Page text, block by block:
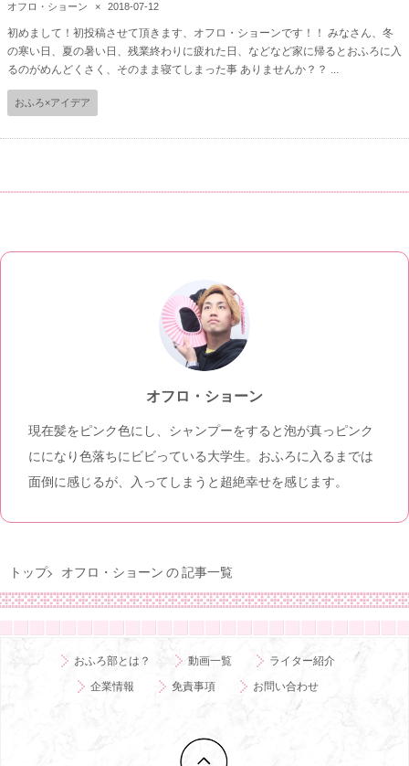
オフロ・ショーン × 2018-07-12
初めまして！初投稿させて頂きます、オフロ・ショーンです！！ みなさん、冬
の寒い日、夏の暑い日、残業終わりに疲れた日、などなど家に帰るとおふろに入
るのがめんどくさく、そのまま寝てしまった事 ありませんか？？ ...
おふろ×アイデア
オフロ・ショーン
現在髪をピンク色にし、シャンプーをすると泡が真っピンク
にになり色落ちにビビっている大学生。おふろに入るまでは
面倒に感じるが、入ってしまうと超絶幸せを感じます。
トップ オフロ・ショーン の 記事一覧
おふろ部とは？ 動画一覧
ライター紹介
企業情報
免責事項 お問い合わせ